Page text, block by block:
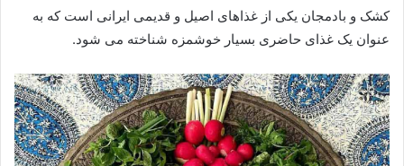
کشک و بادمجان یکی از غذاهای اصیل و قدیمی ایرانی است که به
عنوان یک غذای حاضری بسیار خوشمزه شناخته می شود.